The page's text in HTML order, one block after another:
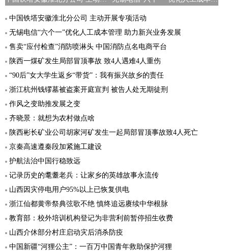
中国铁塔安徽淮北分公司 主动开展专项活动
无锡电信“六个一”优化人工成本管理 助力新兴业务发展
售卖“应付检查”消防喷淋头 中国消防点名电商平台
陕西一煤矿发生局部冒顶事故 致4人遇难4人重伤
“90后”女大学生返乡“带货”：我有振兴故乡的责任
浙江杭州钱镠墓被盗案开庭宣判 被告人处无期徒刑
作风之变助推发展之变
齐晓景：就想为农村做点啥
陕西彬长矿业公司胡家河矿发生一起局部冒顶事故致4人死亡
京秦高速遵秦段加紧施工建设
护航法治中国行稳致远
记录历史的耄耋老兵：让家乡的英雄故事永流传
山西因灾停电用户95%以上已恢复供电
浙江仙都黄帝祭典弦歌不绝 慎终追远赓续中华根脉
教育部：校外培训机构登记为非营利前暂停招生收费
山西介休部分村庄启动灾后消杀防疫
中国新疆“河狸公主”：一百万中国青年救助保护河狸